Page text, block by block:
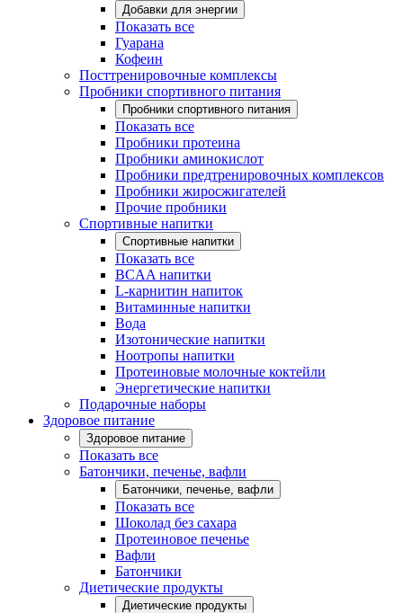
Добавки для энергии
Показать все
Гуарана
Кофеин
Посттренировочные комплексы
Пробники спортивного питания
Пробники спортивного питания
Показать все
Пробники протеина
Пробники аминокислот
Пробники предтренировочных комплексов
Пробники жиросжигателей
Прочие пробники
Спортивные напитки
Спортивные напитки
Показать все
BCAA напитки
L-карнитин напиток
Витаминные напитки
Вода
Изотонические напитки
Ноотропы напитки
Протеиновые молочные коктейли
Энергетические напитки
Подарочные наборы
Здоровое питание
Здоровое питание
Показать все
Батончики, печенье, вафли
Батончики, печенье, вафли
Показать все
Шоколад без сахара
Протеиновое печенье
Вафли
Батончики
Диетические продукты
Диетические продукты